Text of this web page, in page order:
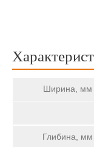
Ширина, мм
Глибина, мм